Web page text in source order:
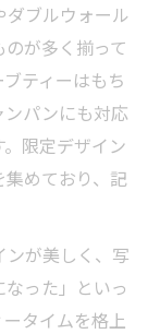
ブルウォール
が多く揃って
ティーはもち
パンにも対応
限定デザイン
めており、記
が美しく、写
った」といっ
タイムを格上